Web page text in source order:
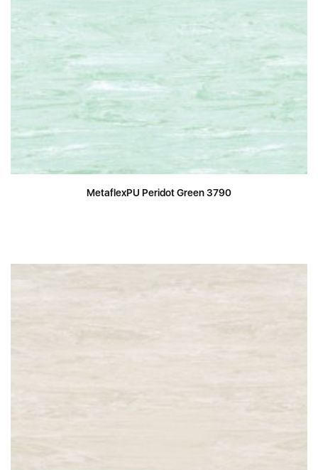
MetaflexPU Peridot Green 3790